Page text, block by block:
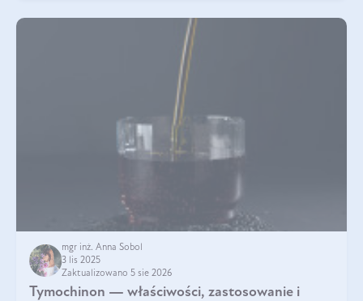
mgr inż. Anna Sobol
3 lis 2025
Zaktualizowano 5 sie 2026
Tymochinon — właściwości, zastosowanie i